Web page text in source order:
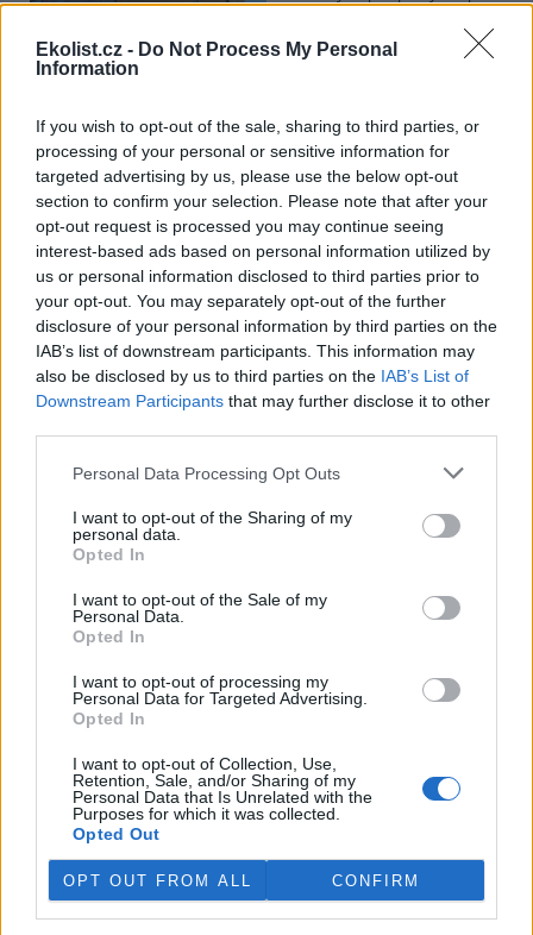
Ekolist.cz - Do Not Process My Personal
Information
If you wish to opt-out of the sale, sharing to third parties, or
processing of your personal or sensitive information for
targeted advertising by us, please use the below opt-out
section to confirm your selection. Please note that after your
opt-out request is processed you may continue seeing
interest-based ads based on personal information utilized by
us or personal information disclosed to third parties prior to
your opt-out. You may separately opt-out of the further
disclosure of your personal information by third parties on the
IAB’s list of downstream participants. This information may
also be disclosed by us to third parties on the IAB’s List of
Downstream Participants that may further disclose it to other
Personal Data Processing Opt Outs
I want to opt-out of the Sharing of my
personal data.
Opted In
I want to opt-out of the Sale of my
Personal Data.
Opted In
I want to opt-out of processing my
Personal Data for Targeted Advertising.
Opted In
I want to opt-out of Collection, Use,
Retention, Sale, and/or Sharing of my
Personal Data that Is Unrelated with the
Purposes for which it was collected.
Opted Out
OPT OUT FROM ALL CONFIRM
se to týká přibližně 1,1 milionu lidí, tedy zhruba 40 % osob žijících v
nájmu. K řešení krize dostupnosti bydlení je kromě nové výstavby
nutné systematicky využívat také renovace stávajících budov. Ty
centrech obcí, a zároveň snižovat jeho dlouhodobé provozní
náklady. Desetina českých domácností totiž vydává na bydlení více
než 40 % svých příjmů.
Greenpeace: Podpora moratoria na hlubokomořskou
těžbu vzrostla na 46 států. ČR mezi nimi zatím chybí
4.8.2026
Diskuse: 3
Přes víkend skončilo 31. Valné
shromáždění Mezinárodního
úřadu pro mořské dno (ISA),
kde měla své zastoupení i
Česká republika. Zasedání
skončilo zklamáním, protože se vládám členských států nepodařilo
nebudou tolerovány.
Luboš Pavlovič: Veřejnost může do poloviny srpna
připomínkovat plavební kanál u Přelouče
3.8.2026
Diskuse: 16
července 2026 zahájení
zjišťovacího řízení pro záměr
do Pardubic. Veřejnost může své vyjádření k vlivům této stavby na
životní prostředí poslat ministerstvu do 13. srpna 2026.
Kilian Kaminski: Evropa slibuje právo na opravu.
Budou ale opravy skutečně levnější?
1.8.2026
Diskuse: 41